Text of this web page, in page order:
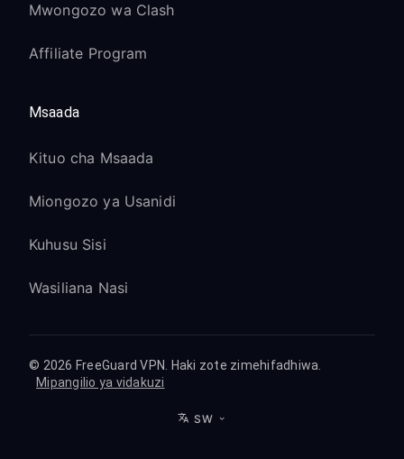
Mwongozo wa Clash
Affiliate Program
Msaada
Kituo cha Msaada
Miongozo ya Usanidi
Kuhusu Sisi
Wasiliana Nasi
© 2026 FreeGuard VPN. Haki zote zimehifadhiwa.
Mipangilio ya vidakuzi
SW